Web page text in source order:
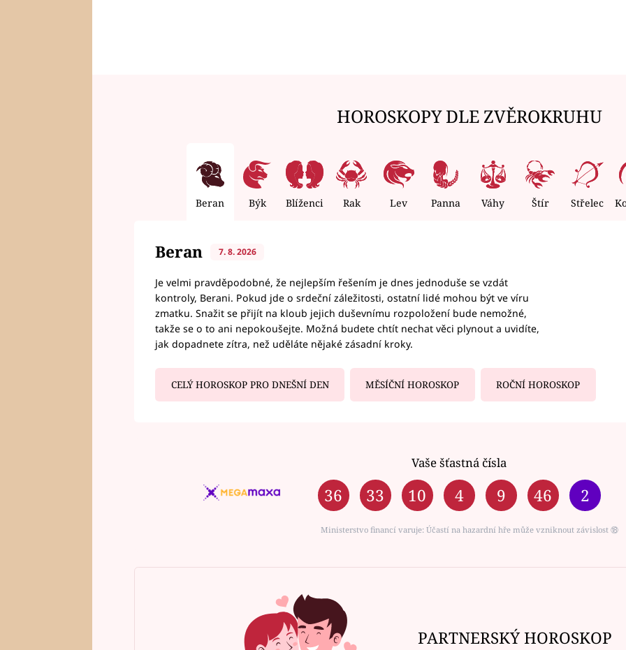
HOROSKOPY DLE ZVĚROKRUHU
Beran Býk Blíženci Rak Lev Panna Váhy Štír Střelec
Beran 7. 8. 2026
Je velmi pravděpodobné, že nejlepším řešením je dnes jednoduše se vzdát
kontroly, Berani. Pokud jde o srdeční záležitosti, ostatní lidé mohou být ve víru
zmatku. Snažit se přijít na kloub jejich duševnímu rozpoložení bude nemožné,
takže se o to ani nepokoušejte. Možná budete chtít nechat věci plynout a uvidíte,
jak dopadnete zítra, než uděláte nějaké zásadní kroky.
CELÝ HOROSKOP PRO DNEŠNÍ DEN MĚSÍČNÍ HOROSKOP ROČNÍ HOROSKOP
Vaše šťastná čísla
36 33 10 4 9 46 2
Ministerstvo financí varuje: Účastí na hazardní hře může vzniknout závislost ⑱
PARTNERSKÝ HOROSKOP